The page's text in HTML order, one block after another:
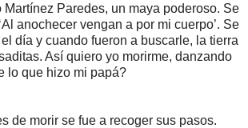
Martínez Paredes, un maya poderoso. Se
anochecer vengan a por mi cuerpo’. Se
día y cuando fueron a buscarle, la tierra
Así quiero yo morirme, danzando
lo que hizo mi papá?
de morir se fue a recoger sus pasos.